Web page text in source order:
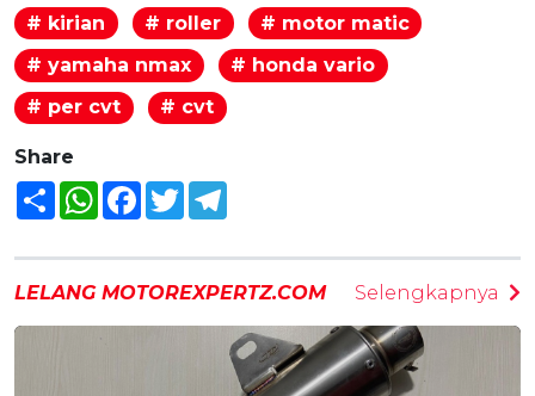
# kirian
# roller
# motor matic
# yamaha nmax
# honda vario
# per cvt
# cvt
Share
Share WhatsAppFacebook
Twitter
LELANG MOTOREXPERTZ.COM Selengkapnya